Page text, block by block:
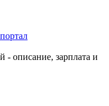
- описание, зарплата и